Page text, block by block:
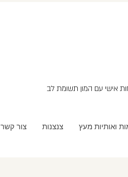
צור קשר צנצנות ואותיות מעץ